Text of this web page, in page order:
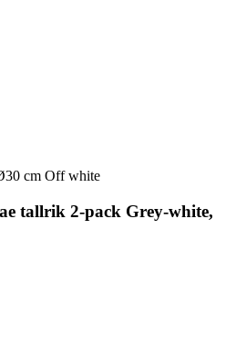
cm Off white
tallrik 2-pack Grey-white,